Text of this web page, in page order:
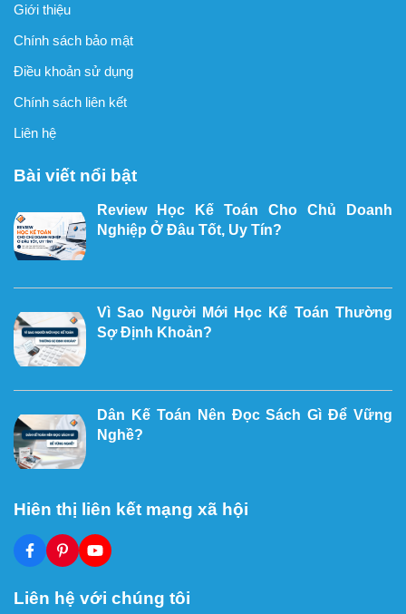
Giới thiệu
Chính sách bảo mật
Điều khoản sử dụng
Chính sách liên kết
Liên hệ
Bài viết nổi bật
Review Học Kế Toán Cho Chủ Doanh
Nghiệp Ở Đâu Tốt, Uy Tín?
Vì Sao Người Mới Học Kế Toán Thường
Sợ Định Khoản?
Dân Kế Toán Nên Đọc Sách Gì Để Vững
Nghề?
Hiên thị liên kết mạng xã hội
Liên hệ với chúng tôi